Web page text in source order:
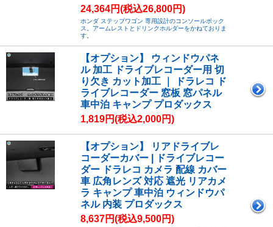
24,364円(税込26,800円)
ホンダ ステップワゴン 専用設計のコンソールボック
ス。アームレストとドリンクホルダーをかねておりま
す。
【オプション】 ウィンドウパネ
ル 加工 ドライブレコーダー用 切
り欠き カット加工 ｜ ドラレコ ド
ライブレコーダー 窓板 窓パネル
車中泊 キャンプ プロダックス
1,819円(税込2,000円)
【オプション】 リアドライブレ
コーダーカバー | ドライブレコー
ダー ドラレコ カメラ 配線 カバー
車 広角レンズ 対応 遮光 リアカメ
ラ キャンプ 車中泊 ウィンドウパ
ネル 内装 プロダックス
8,637円(税込9,500円)